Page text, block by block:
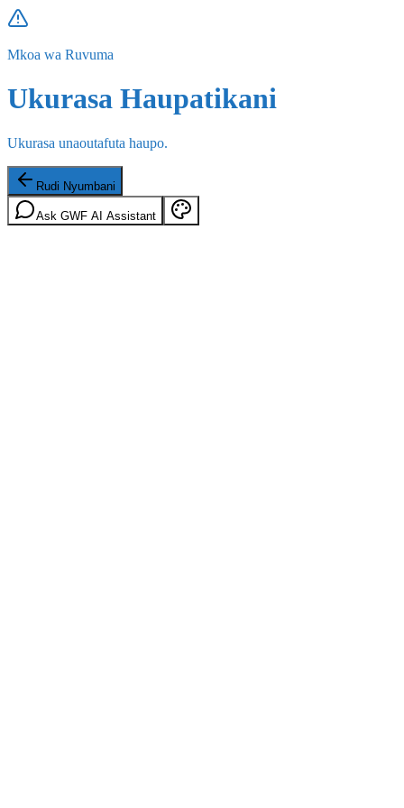
Mkoa wa Ruvuma
Ukurasa Haupatikani
Ukurasa unaoutafuta haupo.
Rudi Nyumbani
Ask GWF AI Assistant